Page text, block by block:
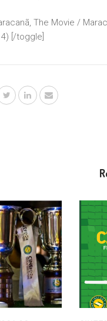
The Movie /
[/toggle]